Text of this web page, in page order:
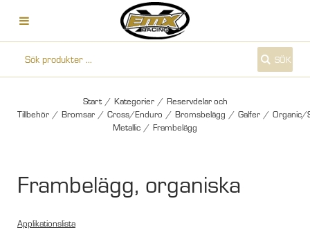
SÖK
Start / Kategorier / Reservdelar och
Tillbehör / Bromsar / Cross/Enduro / Bromsbelägg / Galfer / Organic/
Metallic / Frambelägg
Frambelägg, organiska
Applikationslista